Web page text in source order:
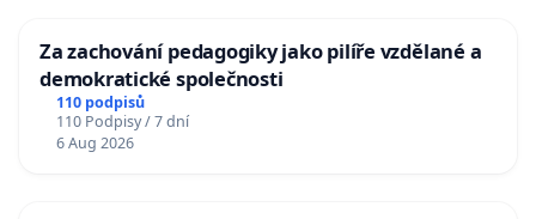
Za zachování pedagogiky jako pilíře vzdělané a
demokratické společnosti
110 podpisů
110 Podpisy / 7 dní
6 Aug 2026